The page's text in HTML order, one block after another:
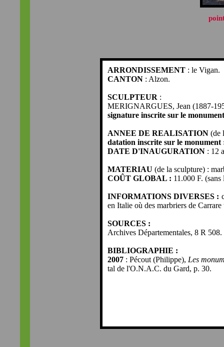
ARRONDISSEMENT : le Vigan.
CANTON : Alzon.
SCULPTEUR :
MERIGNARGUES, Jean (1887-
signature inscrite sur le monument
ANNEE DE REALISATION (de
datation inscrite sur le monument
DATE D'INAUGURATION : 12
MATERIAU (de la sculpture) :
COÛT GLOBAL : 11.000 F.
INFORMATIONS DIVERSES :
en Italie où des marbriers de
SOURCES :
Archives Départementales, 8 R 508.
BIBLIOGRAPHIE :
2007 : Pécout (Philippe), Les
tal de l'O.N.A.C. du Gard, p. 30.